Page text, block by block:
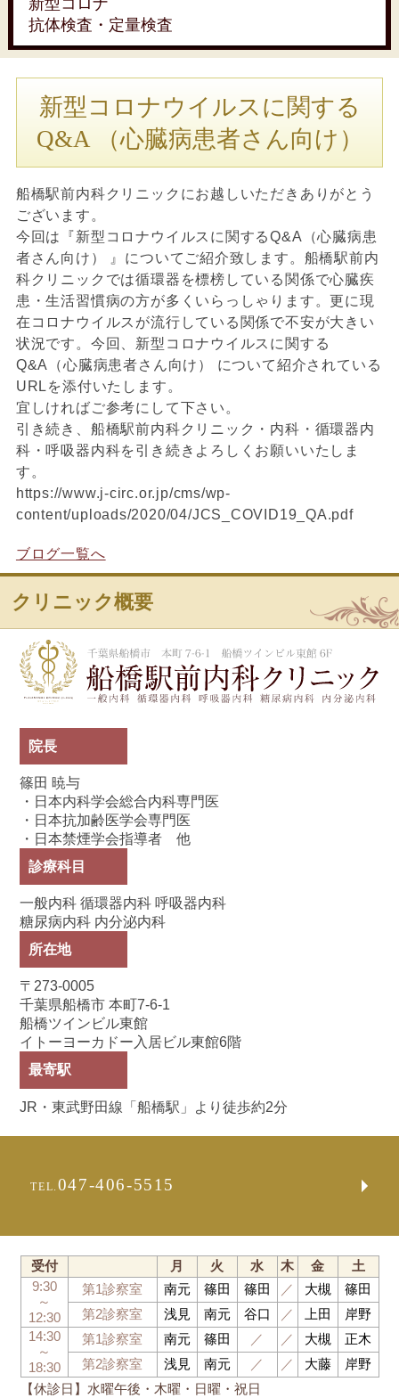
新型コロナ
抗体検査・定量検査
新型コロナウイルスに関する
Q&A （心臓病患者さん向け）
船橋駅前内科クリニックにお越しいただきありがとう
ございます。
今回は『新型コロナウイルスに関するQ&A（心臓病患
者さん向け） 』についてご紹介致します。船橋駅前内
科クリニックでは循環器を標榜している関係で心臓疾
患・生活習慣病の方が多くいらっしゃります。更に現
在コロナウイルスが流行している関係で不安が大きい
状況です。今回、新型コロナウイルスに関する
Q&A（心臓病患者さん向け） について紹介されている
URLを添付いたします。
宜しければご参考にして下さい。
引き続き、船橋駅前内科クリニック・内科・循環器内
科・呼吸器内科を引き続きよろしくお願いいたしま
す。
https://www.j-circ.or.jp/cms/wp-
content/uploads/2020/04/JCS_COVID19_QA.pdf
ブログ一覧へ
クリニック概要
院長
篠田 暁与
・日本内科学会総合内科専門医
・日本抗加齢医学会専門医
・日本禁煙学会指導者 他
診療科目
一般内科 循環器内科 呼吸器内科
糖尿病内科 内分泌内科
所在地
〒273-0005
千葉県船橋市 本町7-6-1
船橋ツインビル東館
イトーヨーカドー入居ビル東館6階
最寄駅
JR・東武野田線「船橋駅」より徒歩約2分
TEL. 047-406-5515
【休診日】水曜午後・木曜・日曜・祝日
受付 月 火 水 木 金
土
9:30
～
12:30
第1診察室 南元 篠田 篠田 ／ 大槻
篠田
第2診察室
浅見 南元 谷口 ／ 上田
岸野
14:30
～
18:30
第1診察室 南元 篠田 ／ ／ 大槻
正木
第2診察室
浅見 南元 ／ ／ 大藤 岸野